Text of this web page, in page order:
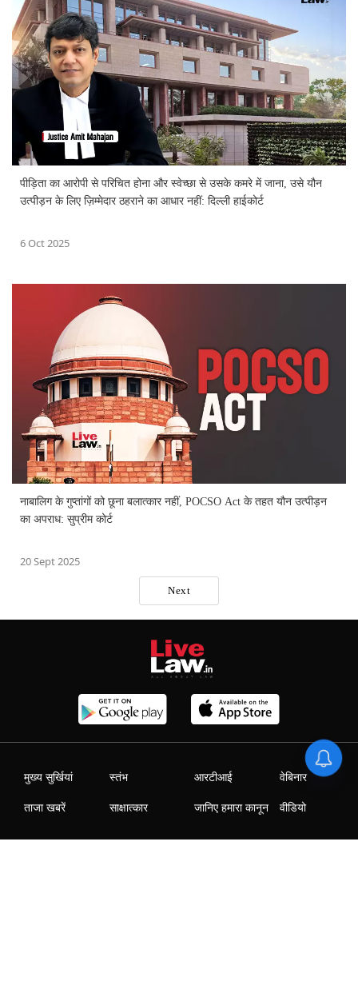
पीड़िता का आरोपी से परिचित होना और स्वेच्छा से उसके कमरे में जाना, उसे यौन
उत्पीड़न के लिए ज़िम्मेदार ठहराने का आधार नहीं: दिल्ली हाईकोर्ट
6 Oct 2025
नाबालिग के गुप्तांगों को छूना बलात्कार नहीं, POCSO Act के तहत यौन उत्पीड़न
का अपराध: सुप्रीम कोर्ट
20 Sept 2025
Next
मुख्य सुर्खियां
ताजा खबरें
स्तंभ
साक्षात्कार
आरटीआई
जानिए हमारा कानून
वेबिनार
वीडियो